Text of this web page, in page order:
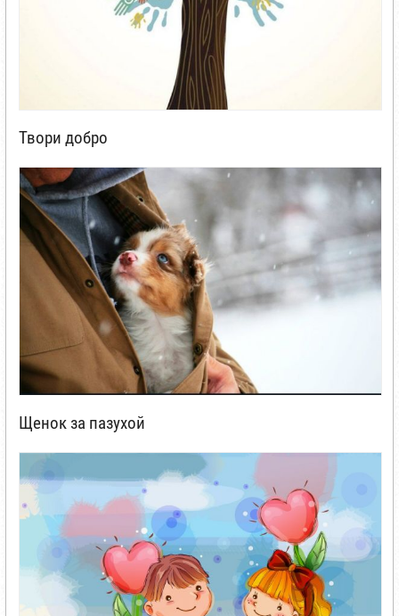
Твори добро
Щенок за пазухой